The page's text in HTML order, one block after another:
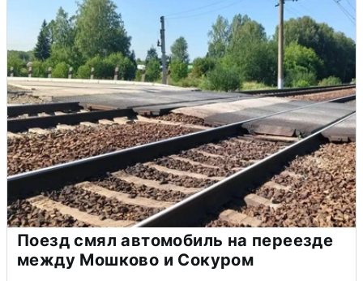
Поезд смял автомобиль на переезде
между Мошково и Сокуром